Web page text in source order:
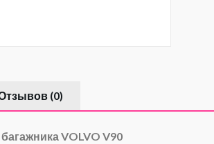
(0)
VOLVO V90